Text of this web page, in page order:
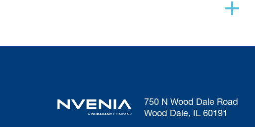
750 N Wood Dale Road
Wood Dale, IL 60191